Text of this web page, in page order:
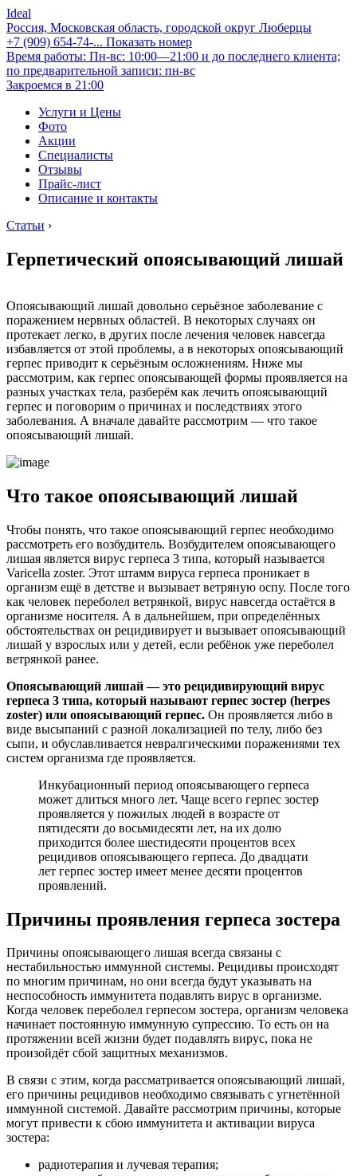
Ideal
Россия, Московская область, городской округ Люберцы
+7 (909) 654-74-... Показать номер
Время работы: Пн-вс: 10:00—21:00 и до последнего клиента;
по предварительной записи: пн-вс
Закроемся в 21:00
Услуги и Цены
Фото
Акции
Специалисты
Отзывы
Прайс-лист
Описание и контакты
Статьи ›
Герпетический опоясывающий лишай
Опоясывающий лишай довольно серьёзное заболевание с
поражением нервных областей. В некоторых случаях он
протекает легко, в других после лечения человек навсегда
избавляется от этой проблемы, а в некоторых опоясывающий
герпес приводит к серьёзным осложнениям. Ниже мы
рассмотрим, как герпес опоясывающей формы проявляется на
разных участках тела, разберём как лечить опоясывающий
герпес и поговорим о причинах и последствиях этого
заболевания. А вначале давайте рассмотрим — что такое
опоясывающий лишай.
Что такое опоясывающий лишай
Чтобы понять, что такое опоясывающий герпес необходимо
рассмотреть его возбудитель. Возбудителем опоясывающего
лишая является вирус герпеса 3 типа, который называется
Varicella zoster. Этот штамм вируса герпеса проникает в
организм ещё в детстве и вызывает ветряную оспу. После того
как человек переболел ветрянкой, вирус навсегда остаётся в
организме носителя. А в дальнейшем, при определённых
обстоятельствах он рецидивирует и вызывает опоясывающий
лишай у взрослых или у детей, если ребёнок уже переболел
ветрянкой ранее.
Опоясывающий лишай — это рецидивирующий вирус
герпеса 3 типа, который называют герпес зостер (herpes
zoster) или опоясывающий герпес. Он проявляется либо в
виде высыпаний с разной локализацией по телу, либо без
сыпи, и обуславливается невралгическими поражениями тех
систем организма где проявляется.
Инкубационный период опоясывающего герпеса
может длиться много лет. Чаще всего герпес зостер
проявляется у пожилых людей в возрасте от
пятидесяти до восьмидесяти лет, на их долю
приходится более шестидесяти процентов всех
рецидивов опоясывающего герпеса. До двадцати
лет герпес зостер имеет менее десяти процентов
проявлений.
Причины проявления герпеса зостера
Причины опоясывающего лишая всегда связаны с
нестабильностью иммунной системы. Рецидивы происходят
по многим причинам, но они всегда будут указывать на
неспособность иммунитета подавлять вирус в организме.
Когда человек переболел герпесом зостера, организм человека
начинает постоянную иммунную супрессию. То есть он на
протяжении всей жизни будет подавлять вирус, пока не
произойдёт сбой защитных механизмов.
В связи с этим, когда рассматривается опоясывающий лишай,
его причины рецидивов необходимо связывать с угнетённой
иммунной системой. Давайте рассмотрим причины, которые
могут привести к сбою иммунитета и активации вируса
зостера:
радиотерапия и лучевая терапия;